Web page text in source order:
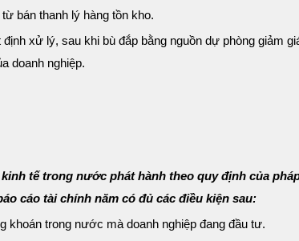
bán thanh lý hàng tồn kho.
xử lý, sau khi bù đắp bằng nguồn dự phòng giảm
doanh nghiệp.
tế trong nước phát hành theo quy định của
cáo tài chính năm có đủ các điều kiện sau:
khoán trong nước mà doanh nghiệp đang đầu tư.